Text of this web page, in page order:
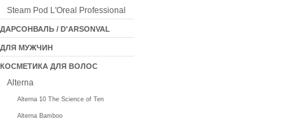
Steam Pod L'Oreal Professional
ДАРСОНВАЛЬ / D'ARSONVAL
ДЛЯ МУЖЧИН
КОСМЕТИКА ДЛЯ ВОЛОС
Alterna
Alterna 10 The Science of Ten
Alterna Bamboo